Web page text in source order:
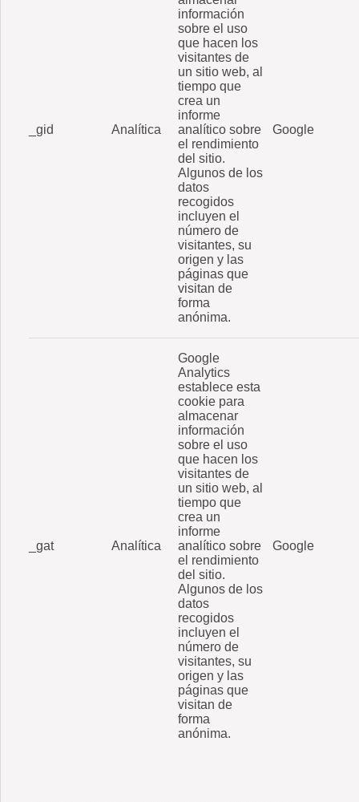
_gid Analítica
información
sobre el uso
que hacen los
visitantes de
un sitio web, al
tiempo que
crea un
informe
analítico sobre
el rendimiento
del sitio.
Algunos de los
datos
recogidos
incluyen el
número de
visitantes, su
origen y las
páginas que
visitan de
forma
anónima.
Google
_gat Analítica
Google
Analytics
establece esta
cookie para
almacenar
información
sobre el uso
que hacen los
visitantes de
un sitio web, al
tiempo que
crea un
informe
analítico sobre
el rendimiento
del sitio.
Algunos de los
datos
recogidos
incluyen el
número de
visitantes, su
origen y las
páginas que
visitan de
forma
anónima.
Google